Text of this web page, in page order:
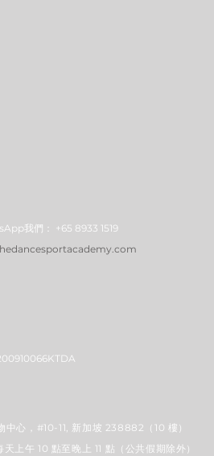
我們： +65 8933 1519
中心，#10-11, 新加坡 238882（10 樓）
天上午 10 點至晚上 11 點 （公共假期除外）